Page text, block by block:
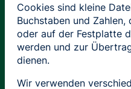
Cookies sind kleine
Buchstaben und
oder auf der Festplatte
werden und zur
dienen.
Wir verwenden